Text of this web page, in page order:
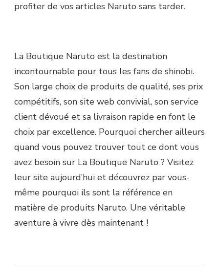
profiter de vos articles Naruto sans tarder.
La Boutique Naruto est la destination
incontournable pour tous les fans de shinobi.
Son large choix de produits de qualité, ses prix
compétitifs, son site web convivial, son service
client dévoué et sa livraison rapide en font le
choix par excellence. Pourquoi chercher ailleurs
quand vous pouvez trouver tout ce dont vous
avez besoin sur La Boutique Naruto ? Visitez
leur site aujourd’hui et découvrez par vous-
même pourquoi ils sont la référence en
matière de produits Naruto. Une véritable
aventure à vivre dès maintenant !